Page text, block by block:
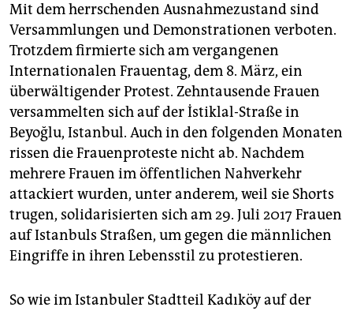
Mit dem herrschenden Ausnahmezustand sind
Versammlungen und Demonstrationen verboten.
Trotzdem firmierte sich am vergangenen
Internationalen Frauentag, dem 8. März, ein
überwältigender Protest. Zehntausende Frauen
versammelten sich auf der İstiklal-Straße in
Beyoğlu, Istanbul. Auch in den folgenden Monaten
rissen die Frauenproteste nicht ab. Nachdem
mehrere Frauen im öffentlichen Nahverkehr
attackiert wurden, unter anderem, weil sie Shorts
trugen, solidarisierten sich am 29. Juli 2017 Frauen
auf Istanbuls Straßen, um gegen die männlichen
Eingriffe in ihren Lebensstil zu protestieren.
So wie im Istanbuler Stadtteil Kadıköy auf der